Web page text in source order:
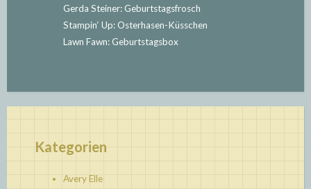
Gerda Steiner: Geburtstagsfrosch
Stampin‘ Up: Osterhasen-Küsschen
Lawn Fawn: Geburtstagsbox
Kategorien
Avery Elle